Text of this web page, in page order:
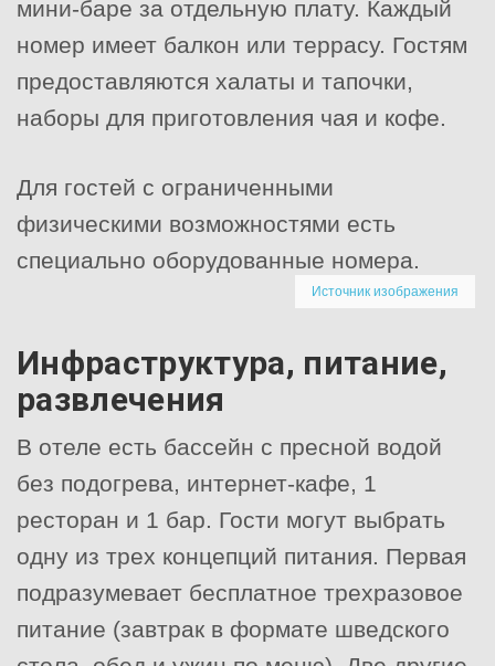
мини-баре за отдельную плату. Каждый
номер имеет балкон или террасу. Гостям
предоставляются халаты и тапочки,
наборы для приготовления чая и кофе.
Для гостей с ограниченными
физическими возможностями есть
специально оборудованные номера.
Источник изображения
Инфраструктура, питание,
развлечения
В отеле есть бассейн с пресной водой
без подогрева, интернет-кафе, 1
ресторан и 1 бар. Гости могут выбрать
одну из трех концепций питания. Первая
подразумевает бесплатное трехразовое
питание (завтрак в формате шведского